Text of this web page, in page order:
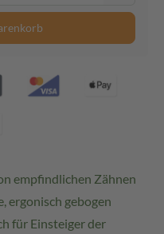
empfindlichen Zähnen
ergonisch gebogen
für Einsteiger der